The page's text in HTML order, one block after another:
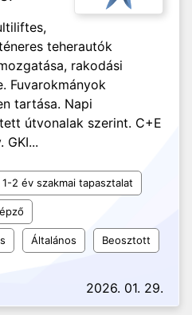
teherautók
rakodási
Fuvarokmányok
tartása. Napi
útvonalak szerint. C+E
GKI...
1-2 év szakmai tapasztalat
Általános Beosztott
2026. 01. 29.